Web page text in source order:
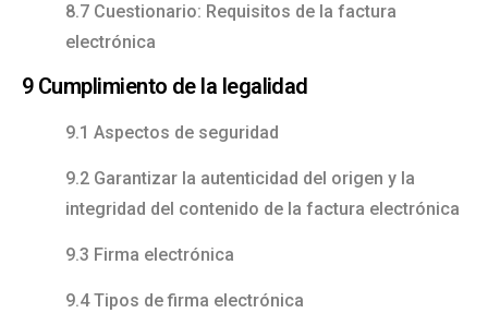
8.7 Cuestionario: Requisitos de la factura
electrónica
9 Cumplimiento de la legalidad
9.1 Aspectos de seguridad
9.2 Garantizar la autenticidad del origen y la
integridad del contenido de la factura electrónica
9.3 Firma electrónica
9.4 Tipos de firma electrónica